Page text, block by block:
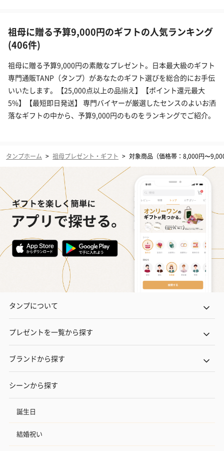
祖母に贈る予算9,000円のギフトの人気ランキング
(406件)
祖母に贈る予算9,000円の素敵なプレゼント。日本最大級のギフト
専門通販TANP（タンプ）があなたのギフト選びを総合的にお手伝
いいたします。【25,000点以上の品揃え】【ポイント還元最大
5%】【最短即日発送】 専門バイヤーが厳選したセンスのよいお洒
落なギフトの中から、予算9,000円のものをランキングでご紹介。
タンプホーム > 祖母プレゼント・ギフト > 対象商品（価格帯：8,000円〜
タンプについて
プレゼントを一覧から探す
ブランドから探す
シーンから探す
誕生日
結婚祝い